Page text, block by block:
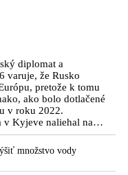
diplomat a
varuje, že Rusko
pretože k tomu
ako bolo dotlačené
v roku 2022.
v Kyjeve naliehal na
aby vo svete
na zimu. Putin
a vojna sa do zimy
množstvo vody